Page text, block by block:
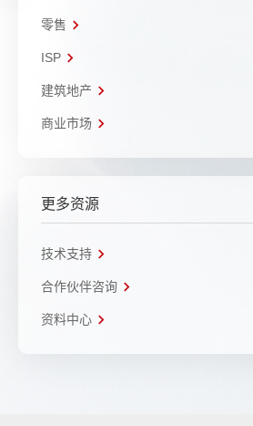
零售
ISP
建筑地产
商业市场
更多资源
技术支持
合作伙伴咨询
资料中心